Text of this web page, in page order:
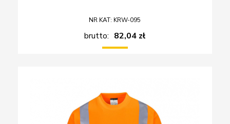
NR KAT: KRW-095
brutto: 82,04 zł